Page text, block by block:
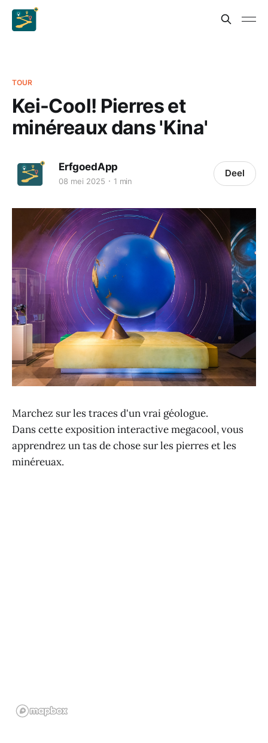
TOUR
Kei-Cool! Pierres et
minéreaux dans 'Kina'
ErfgoedApp
08 mei 2025 1 min
Deel
Marchez sur les traces d'un vrai géologue.
Dans cette exposition interactive megacool, vous
apprendrez un tas de chose sur les pierres et les
minéreuax.